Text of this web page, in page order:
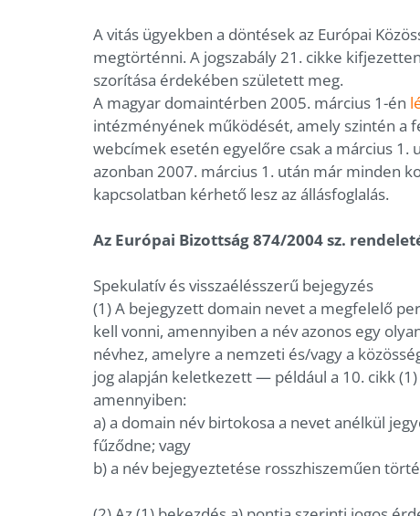
A vitás ügyekben a döntések az Európai
megtörténni. A jogszabály 21. cikke
szorítása érdekében született meg.
A magyar domaintérben 2005. március 1-én
intézményének működését, amely szintén a
webcímek esetén egyelőre csak a március
azonban 2007. március 1. után már minden
kapcsolatban kérhető lesz az állásfoglalás.
Az Európai Bizottság 874/2004 sz.
Spekulatív és visszaélésszerű bejegyzés
(1) A bejegyzett domain nevet a megfelelő
kell vonni, amennyiben a név azonos egy
névhez, amelyre a nemzeti és/vagy a
jog alapján keletkezett — például a 10. cikk
amennyiben:
a) a domain név birtokosa a nevet anélkül
fűződne; vagy
b) a név bejegyeztetése rosszhiszeműen